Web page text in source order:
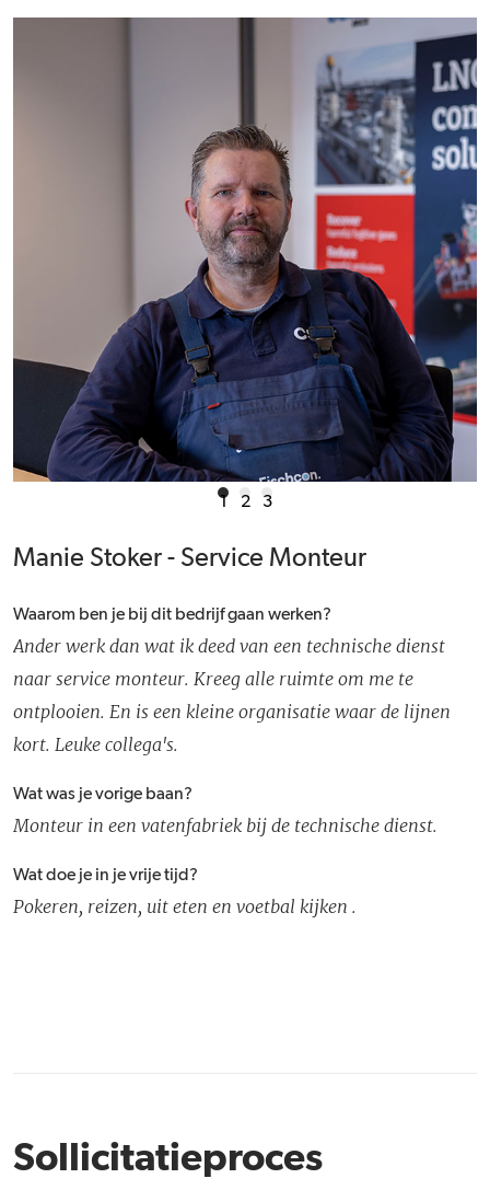
1 2 3
Manie Stoker - Service Monteur
Waarom ben je bij dit bedrijf gaan werken?
Ander werk dan wat ik deed van een technische dienst
naar service monteur. Kreeg alle ruimte om me te
ontplooien. En is een kleine organisatie waar de lijnen
kort. Leuke collega's.
Wat was je vorige baan?
Monteur in een vatenfabriek bij de technische dienst.
Wat doe je in je vrije tijd?
Pokeren, reizen, uit eten en voetbal kijken .
Sollicitatieproces